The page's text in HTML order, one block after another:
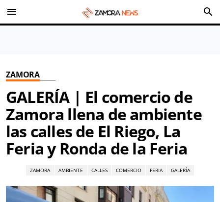
menu search
ZAMORA
GALERÍA | El comercio de
Zamora llena de ambiente
las calles de El Riego, La
Feria y Ronda de la Feria
ZAMORA AMBIENTE CALLES COMERCIO FERIA GALERÍA